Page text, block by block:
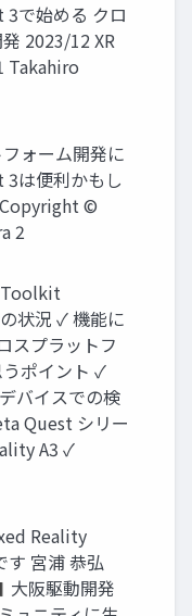
で始める クロ
2023/12 XR
Takahiro
ォーム開発に
は便利かもし
©
2
状況 ✓ 機能に
スプラットフ
ポイント ✓
バイスでの検
Quest シリー
A3 ✓
Reality
す 宮浦 恭弘
阪駆動開発